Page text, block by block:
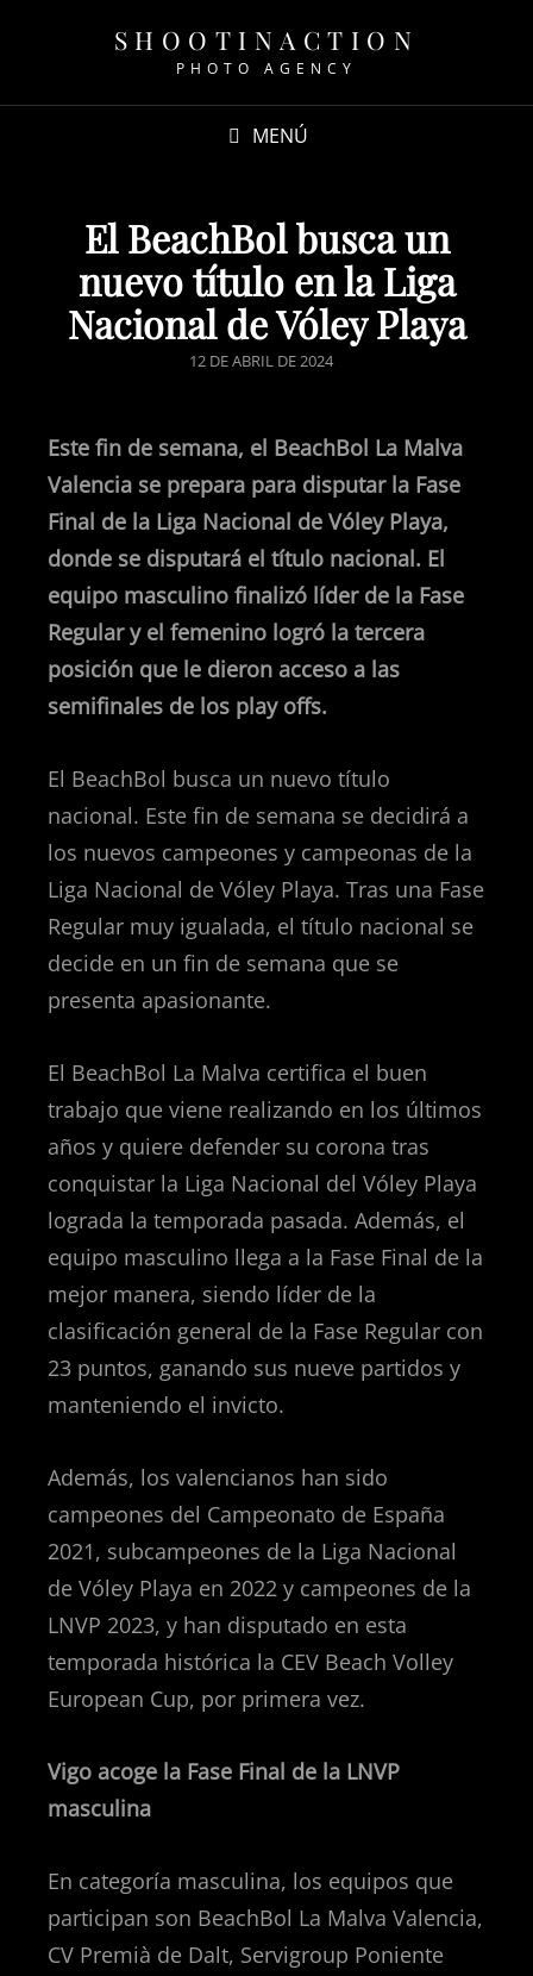
SHOOTINACTION
PHOTO AGENCY
MENÚ
El BeachBol busca un
nuevo título en la Liga
Nacional de Vóley Playa
12 DE ABRIL DE 2024
Este fin de semana, el BeachBol La Malva
Valencia se prepara para disputar la Fase
Final de la Liga Nacional de Vóley Playa,
donde se disputará el título nacional. El
equipo masculino finalizó líder de la Fase
Regular y el femenino logró la tercera
posición que le dieron acceso a las
semifinales de los play offs.
El BeachBol busca un nuevo título
nacional. Este fin de semana se decidirá a
los nuevos campeones y campeonas de la
Liga Nacional de Vóley Playa. Tras una Fase
Regular muy igualada, el título nacional se
decide en un fin de semana que se
presenta apasionante.
El BeachBol La Malva certifica el buen
trabajo que viene realizando en los últimos
años y quiere defender su corona tras
conquistar la Liga Nacional del Vóley Playa
lograda la temporada pasada. Además, el
equipo masculino llega a la Fase Final de la
mejor manera, siendo líder de la
clasificación general de la Fase Regular con
23 puntos, ganando sus nueve partidos y
manteniendo el invicto.
Además, los valencianos han sido
campeones del Campeonato de España
2021, subcampeones de la Liga Nacional
de Vóley Playa en 2022 y campeones de la
LNVP 2023, y han disputado en esta
temporada histórica la CEV Beach Volley
European Cup, por primera vez.
Vigo acoge la Fase Final de la LNVP
masculina
En categoría masculina, los equipos que
participan son BeachBol La Malva Valencia,
CV Premià de Dalt, Servigroup Poniente